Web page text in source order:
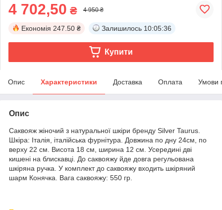
4 702,50 ₴ 4 950 ₴
Економія 247.50 ₴ Залишилось 10:05:36
Купити
Опис Характеристики Доставка Оплата Умови
Опис
Саквояж жіночий з натуральної шкіри бренду Silver Taurus.
Шкіра: Італія, італійська фурнітура. Довжина по дну 24см, по
верху 22 см. Висота 18 см, ширина 12 см. Усередині дві
кишені на блискавці. До саквояжу йде довга регульована
шкіряна ручка. У комплект до саквояжу входить шкіряний
шарм Конячка. Вага саквояжу: 550 гр.